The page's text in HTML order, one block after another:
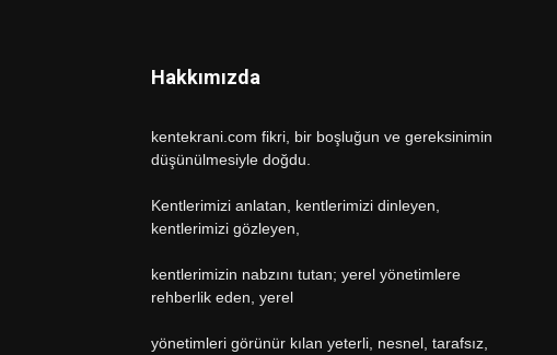
Hakkımızda
kentekrani.com fikri, bir boşluğun ve gereksinimin
düşünülmesiyle doğdu.
Kentlerimizi anlatan, kentlerimizi dinleyen,
kentlerimizi gözleyen,
kentlerimizin nabzını tutan; yerel yönetimlere
rehberlik eden, yerel
yönetimleri görünür kılan yeterli, nesnel, tarafsız,